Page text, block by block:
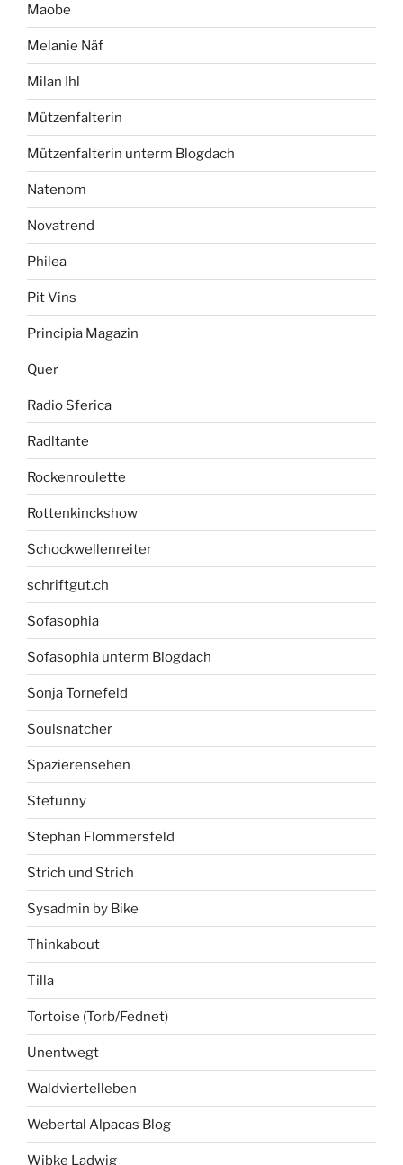
Maobe
Melanie Näf
Milan Ihl
Mützenfalterin
Mützenfalterin unterm Blogdach
Natenom
Novatrend
Philea
Pit Vins
Principia Magazin
Quer
Radio Sferica
Radltante
Rockenroulette
Rottenkinckshow
Schockwellenreiter
schriftgut.ch
Sofasophia
Sofasophia unterm Blogdach
Sonja Tornefeld
Soulsnatcher
Spazierensehen
Stefunny
Stephan Flommersfeld
Strich und Strich
Sysadmin by Bike
Thinkabout
Tilla
Tortoise (Torb/Fednet)
Unentwegt
Waldviertelleben
Webertal Alpacas Blog
Wibke Ladwig